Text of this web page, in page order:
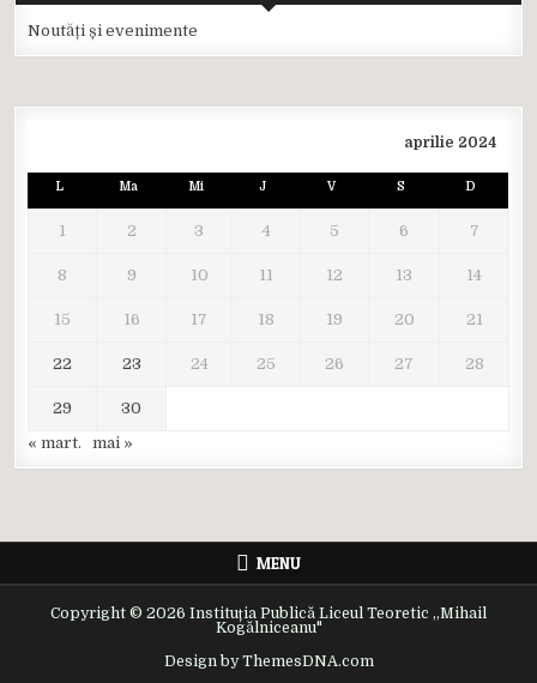
Noutăți și evenimente
aprilie 2024
L Ma Mi J V S D
1 2 3 4 5 6 7
8 9 10 11 12 13 14
15 16 17 18 19 20 21
22 23 24 25 26 27 28
29
30
« mart.
mai »
MENU
Copyright © 2026 Instituția Publică Liceul Teoretic ,,Mihail
Kogălniceanu"
Design by ThemesDNA.com